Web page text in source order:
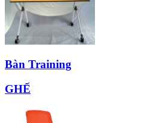
Bàn Training
GHẾ